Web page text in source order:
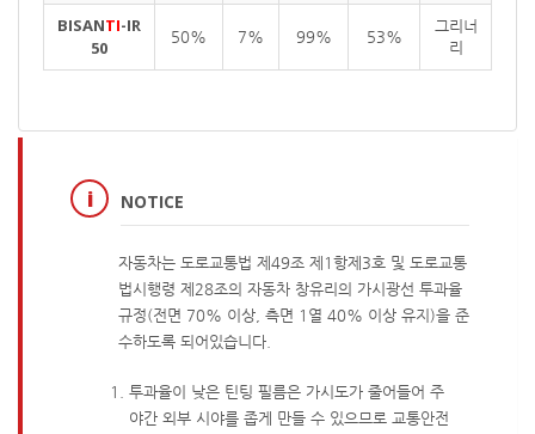
BISANTI-IR
50
50% 7% 99% 53%
그리너
리
NOTICE
자동차는 도로교통법 제49조 제1항제3호 및 도로교통
법시행령 제28조의 자동차 창유리의 가시광선 투과율
규정(전면 70% 이상, 측면 1열 40% 이상 유지)을 준
수하도록 되어있습니다.
투과율이 낮은 틴팅 필름은 가시도가 줄어들어 주
야간 외부 시야를 좁게 만들 수 있으므로 교통안전